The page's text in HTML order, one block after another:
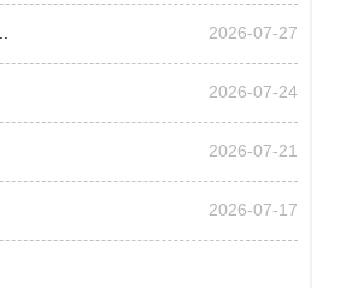
2026-07-27
2026-07-24
2026-07-21
2026-07-17